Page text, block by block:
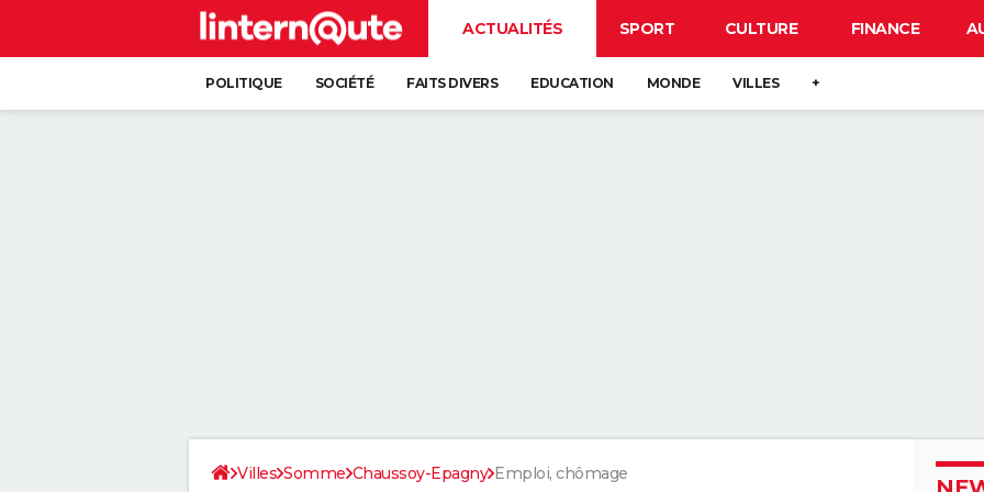
ACTUALITÉS SPORT CULTURE FINANCE
POLITIQUE SOCIÉTÉ FAITS DIVERS EDUCATION MONDE VILLES +
Villes Somme Chaussoy-Epagny Emploi, chômage